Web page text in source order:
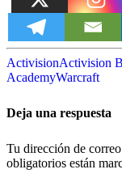
ActivisionActivision
AcademyWarcraft
Deja una respuesta
Tu dirección de
obligatorios están